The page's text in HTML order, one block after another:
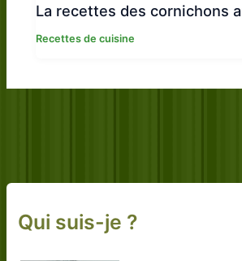
La recettes des cornichons
Recettes de cuisine
Qui suis-je ?